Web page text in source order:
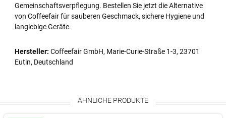
Gemeinschaftsverpflegung. Bestellen Sie jetzt die Alternative
von Coffeefair für sauberen Geschmack, sichere Hygiene und
langlebige Geräte.
Hersteller: Coffeefair GmbH, Marie-Curie-Straße 1-3, 23701
Eutin, Deutschland
ÄHNLICHE PRODUKTE